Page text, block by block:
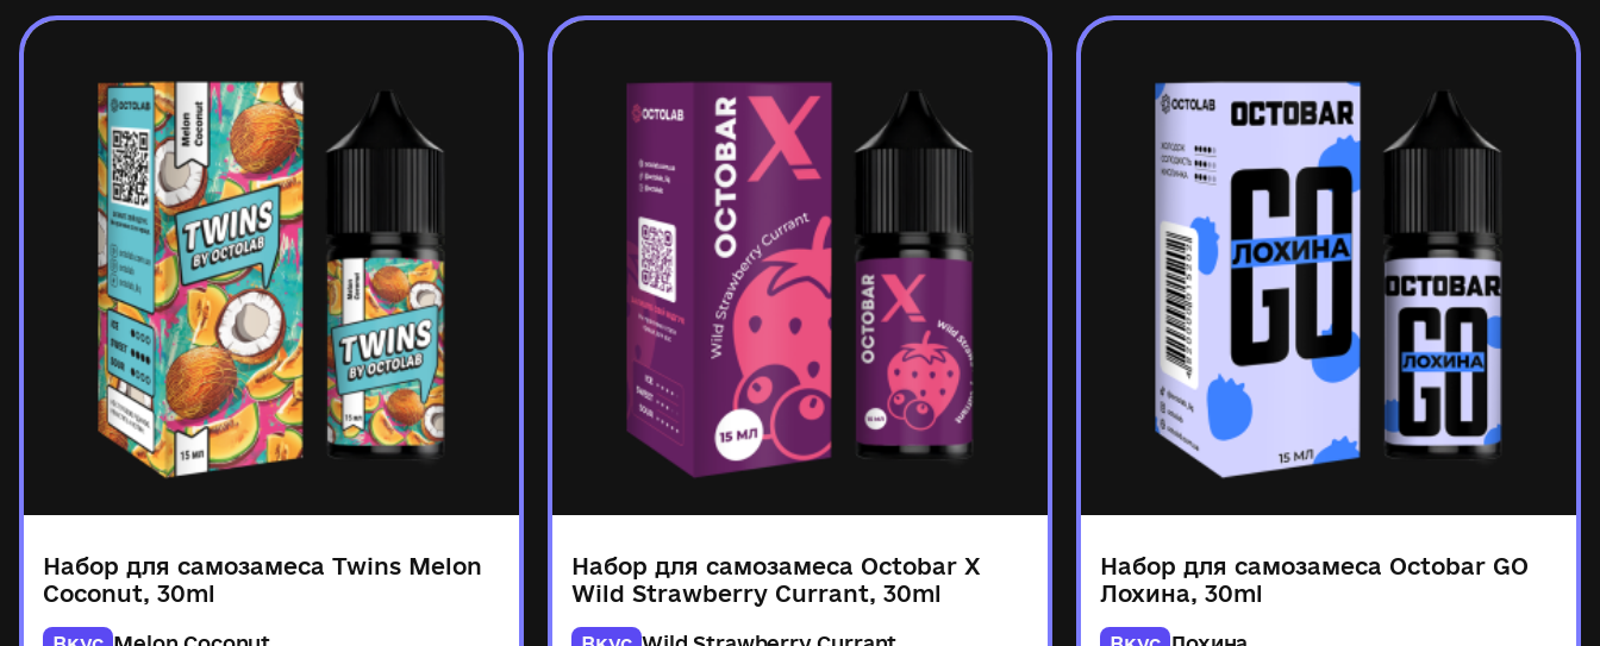
Набор для самозамеса Twins Melon
Coconut, 30ml
Набор для самозамеса Octobar X
Wild Strawberry Currant, 30ml
Набор для самозамеса Octobar GO
Лохина, 30ml